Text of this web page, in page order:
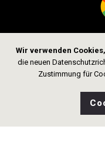
Wir verwenden
die neuen
Zustimmung für
CHF 589.00 Suche